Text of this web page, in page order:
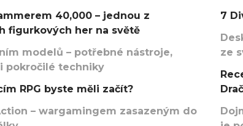
40,000 – jednou z
figurkových her na světě
modelů – potřebné nástroje,
pokročilé techniky
RPG byste měli začít?
– wargamingem zasazeným do
7
ze